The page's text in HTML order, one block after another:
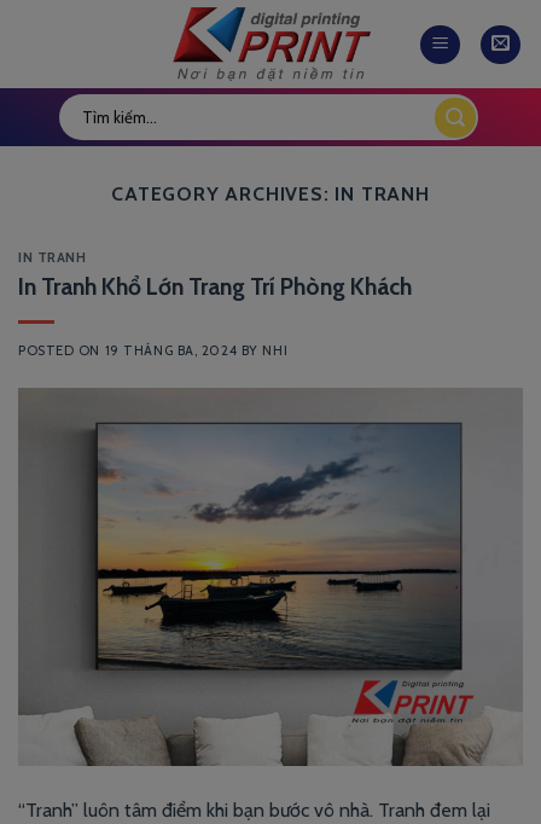
CATEGORY ARCHIVES: IN TRANH
IN TRANH
In Tranh Khổ Lớn Trang Trí Phòng Khách
POSTED ON 19 THÁNG BA, 2024 BY NHI
“Tranh” luôn tâm điểm khi bạn bước vô nhà. Tranh đem lại